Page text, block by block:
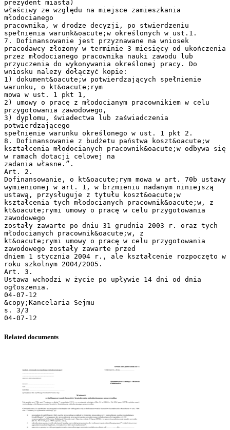
prezydent miasta)
właściwy ze względu na miejsce zamieszkania
młodocianego
pracownika, w drodze decyzji, po stwierdzeniu
spełnienia warunk&oacute;w określonych w ust.1.
7. Dofinansowanie jest przyznawane na wniosek
pracodawcy złożony w terminie 3 miesięcy od ukończenia
przez młodocianego pracownika nauki zawodu lub
przyuczenia do wykonywania określonej pracy. Do
wniosku należy dołączyć kopie:
1) dokument&oacute;w potwierdzających spełnienie
warunku, o kt&oacute;rym
mowa w ust. 1 pkt 1,
2) umowy o pracę z młodocianym pracownikiem w celu
przygotowania zawodowego,
3) dyplomu, świadectwa lub zaświadczenia
potwierdzającego
spełnienie warunku określonego w ust. 1 pkt 2.
8. Dofinansowanie z budżetu państwa koszt&oacute;w
kształcenia młodocianych pracownik&oacute;w odbywa się
w ramach dotacji celowej na
zadania własne.”.
Art. 2.
Dofinansowanie, o kt&oacute;rym mowa w art. 70b ustawy
wymienionej w art. 1, w brzmieniu nadanym niniejszą
ustawą, przysługuje z tytułu koszt&oacute;w
kształcenia tych młodocianych pracownik&oacute;w, z
kt&oacute;rymi umowy o pracę w celu przygotowania
zawodowego
zostały zawarte po dniu 31 grudnia 2003 r. oraz tych
młodocianych pracownik&oacute;w, z
kt&oacute;rymi umowy o pracę w celu przygotowania
zawodowego zostały zawarte przed
dniem 1 stycznia 2004 r., ale kształcenie rozpoczęto w
roku szkolnym 2004/2005.
Art. 3.
Ustawa wchodzi w życie po upływie 14 dni od dnia
ogłoszenia.
04-07-12
&copy;Kancelaria Sejmu
s. 3/3
Related documents